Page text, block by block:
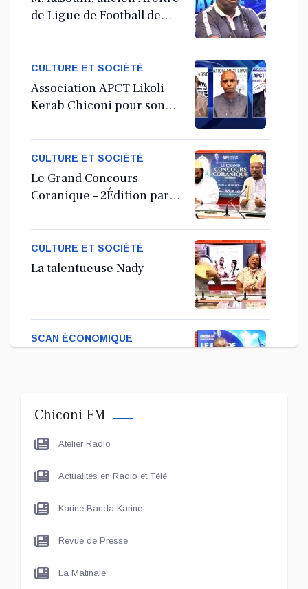
de Ligue de Football de
CULTURE ET SOCIÉTÉ
Association APCT Likoli
Kerab Chiconi pour son
Ordinaire
CULTURE ET SOCIÉTÉ
Le Grand Concours
Coranique – 2Édition par
Cour'an
CULTURE ET SOCIÉTÉ
La talentueuse Nady
SCAN ÉCONOMIQUE
L'Association Zé Run pour
17 Communes
LE LIVE - LES UNES
Le grand entretien avec Le
Chiconi FM
Atelier Radio
Actualités en Radio et Télé
Karine Banda Karine
Revue de Presse
La Matinale